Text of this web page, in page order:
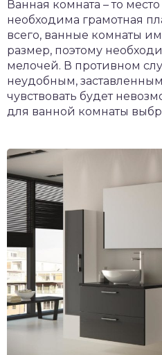
Ванная комната – то
необходима грамотная
всего, ванные комнаты
размер, поэтому
мелочей. В противном
неудобным,
чувствовать будет
для ванной комнаты